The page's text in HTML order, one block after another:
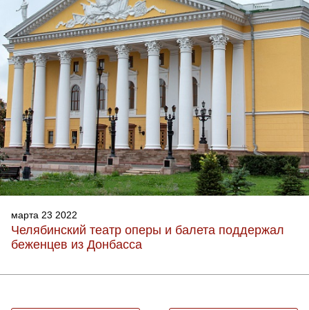
марта 23 2022
Челябинский театр оперы и балета поддержал
беженцев из Донбасса